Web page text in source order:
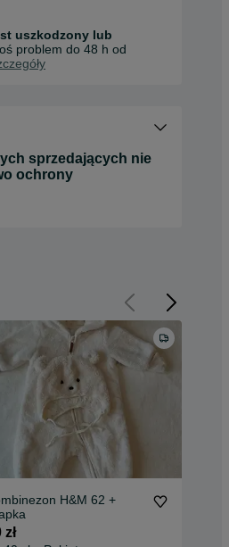
uszkodzony lub
problem do 48 h od
sprzedających nie
ochrony
H&M 62 +
zł